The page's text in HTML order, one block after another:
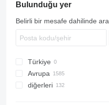
5610
6610
6640
7710
8210
8340
X-series
Bulunduğu yer
Belirli bir mesafe dahilinde ara
Türkiye
Avrupa
Almanya
diğerleri